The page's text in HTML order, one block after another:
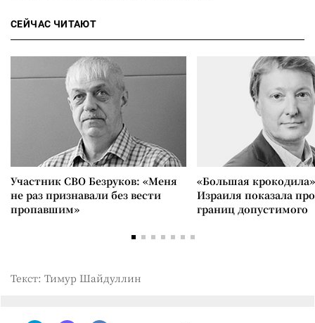
СЕЙЧАС ЧИТАЮТ
Участник СВО Безруков: «Меня
не раз признавали без вести
пропавшим»
«Большая
Израиля показала
границ допустимого
Текст: Тимур Шайдуллин